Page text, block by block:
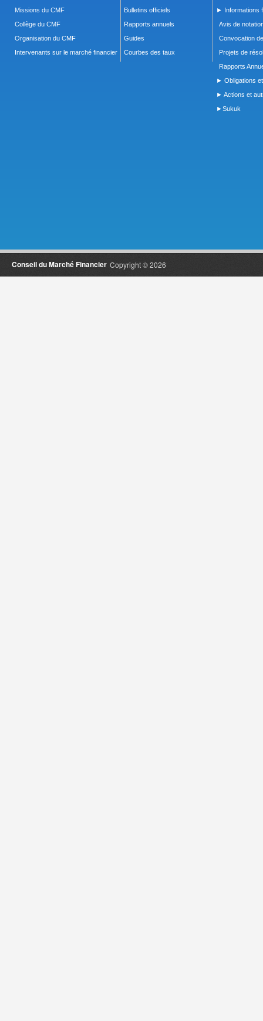
Missions du CMF
Collège du CMF
Organisation du CMF
Intervenants sur le marché financier
Bulletins officiels
Rapports annuels
Guides
Courbes des taux
► Informations
Avis de
Convocation
Projets de
Rapports
► Obligations
► Actions et
►Sukuk
Copyright © 2026
Conseil du Marché Financier